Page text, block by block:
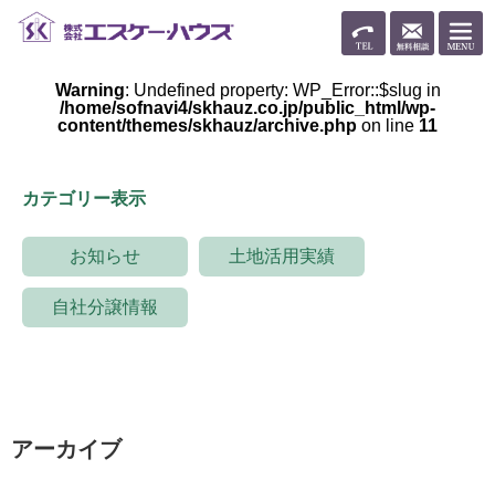
Warning: Undefined property: WP_Error::$slug in
/home/sofnavi4/skhauz.co.jp/public_html/wp-
content/themes/skhauz/archive.php on line 11
カテゴリー表示
お知らせ 土地活用実績
自社分譲情報
アーカイブ